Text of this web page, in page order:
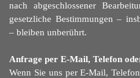
nach abgeschlossener
gesetzliche Bestimmungen –
– bleiben unberührt.
Anfrage per E-Mail, Telefon
Wenn Sie uns per E-Mail,